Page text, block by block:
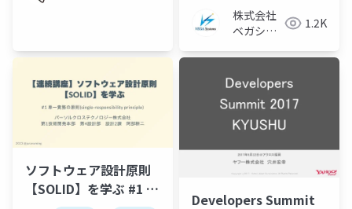
株式会社
ベガシス
1.2K
ソフトウェア設計原則
【SOLID】を学ぶ #1 単
Developers Summit